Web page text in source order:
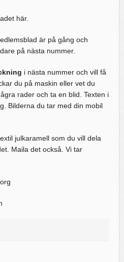
här.
är på gång och
på nästa nummer.
i nästa nummer och vill få
du på maskin eller vet du
rader och ta en blid. Texten i
Bilderna du tar med din mobil
julkaramell som du vill dela
Maila det också. Vi tar